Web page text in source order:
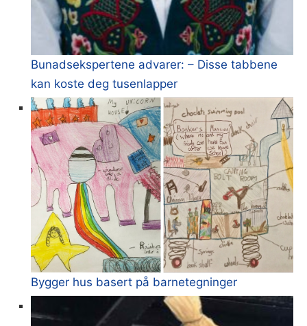
Bunadsekspertene advarer: – Disse tabbene
kan koste deg tusenlapper
Bygger hus basert på barnetegninger